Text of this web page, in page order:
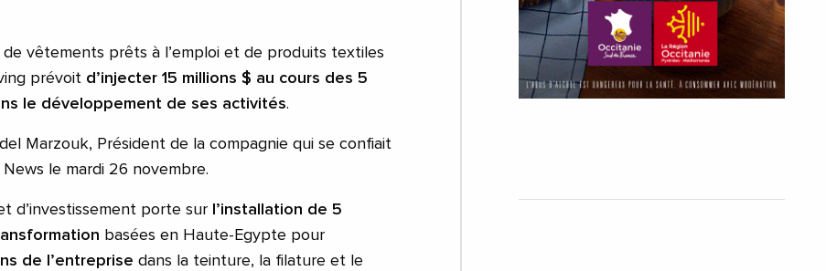
vêtements prêts à l’emploi et de produits textiles
prévoit d’injecter 15 millions $ au cours des 5
le développement de ses activités.
Marzouk, Président de la compagnie qui se confiait
le mardi 26 novembre.
d’investissement porte sur l’installation de 5
basées en Haute-Egypte pour
de l’entreprise dans la teinture, la filature et le